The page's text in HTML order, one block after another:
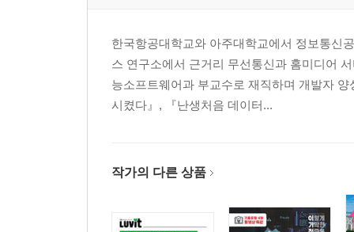
한국항공대학교와 아주대학교에서 정보통신
스 연구소에서 근거리 무선통신과 홈미디어
능소프트웨어과 부교수로 재직하며 개발자
시켰다』, 『난생처음 데이터...
작가의 다른 상품